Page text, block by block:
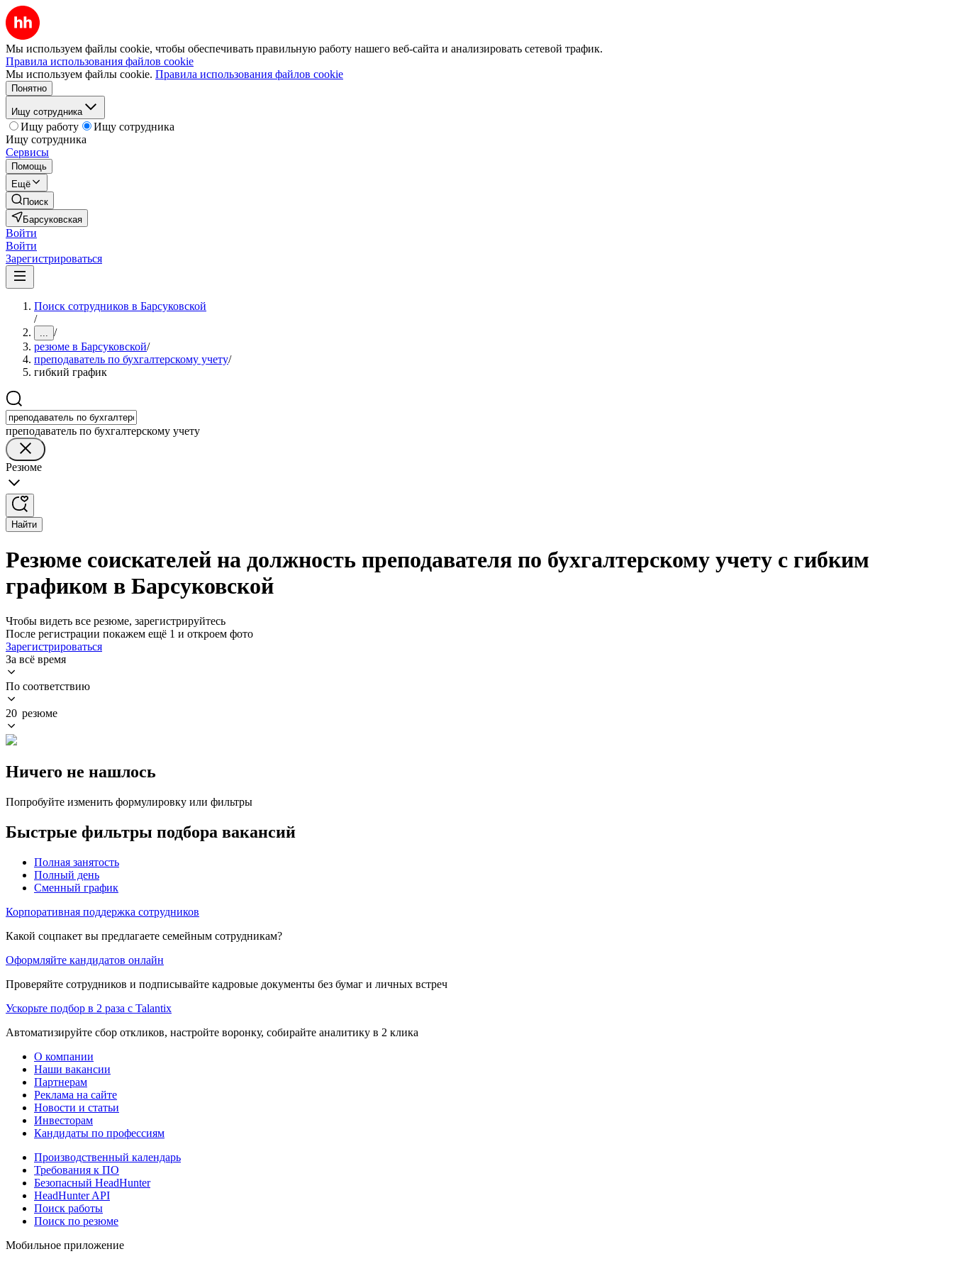
Мы используем файлы cookie, чтобы обеспечивать правильную работу нашего веб-сайта и анализировать сетевой трафик.
Правила использования файлов cookie
Мы используем файлы cookie. Правила использования файлов cookie
Понятно
Ищу сотрудника
Ищу работу
Ищу сотрудника
Ищу сотрудника
Сервисы
Помощь
Ещё
Поиск
Барсуковская
Войти
Войти
Зарегистрироваться
Поиск сотрудников в Барсуковской
/
... /
резюме в Барсуковской/
преподаватель по бухгалтерскому учету/
гибкий график
преподаватель по бухгалтерскому учету
Резюме
Найти
Резюме соискателей на должность преподавателя по бухгалтерскому учету с гибким
графиком в Барсуковской
Чтобы видеть все резюме, зарегистрируйтесь
После регистрации покажем ещё 1 и откроем фото
Зарегистрироваться
За всё время
По соответствию
20 резюме
Ничего не нашлось
Попробуйте изменить формулировку или фильтры
Быстрые фильтры подбора вакансий
Полная занятость
Полный день
Сменный график
Корпоративная поддержка сотрудников
Какой соцпакет вы предлагаете семейным сотрудникам?
Оформляйте кандидатов онлайн
Проверяйте сотрудников и подписывайте кадровые документы без бумаг и личных встреч
Ускорьте подбор в 2 раза с Talantix
Автоматизируйте сбор откликов, настройте воронку, собирайте аналитику в 2 клика
О компании
Наши вакансии
Партнерам
Реклама на сайте
Новости и статьи
Инвесторам
Кандидаты по профессиям
Производственный календарь
Требования к ПО
Безопасный HeadHunter
HeadHunter API
Поиск работы
Поиск по резюме
Мобильное приложение